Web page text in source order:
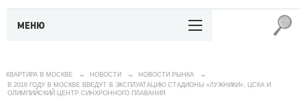
МЕНЮ
КВАРТИРА В МОСКВЕ → НОВОСТИ → НОВОСТИ РЫНКА
→
В 2016 ГОДУ В МОСКВЕ ВВЕДУТ В ЭКСПЛУАТАЦИЮ СТАДИОНЫ «ЛУЖНИКИ», ЦСКА И
ОЛИМПИЙСКИЙ ЦЕНТР СИНХРОННОГО ПЛАВАНИЯ